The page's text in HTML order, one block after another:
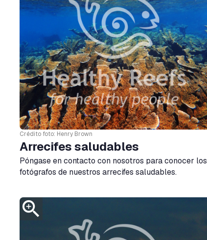
Crédito foto: Henry Brown
Arrecifes saludables
Póngase en contacto con nosotros para conocer los
fotógrafos de nuestros arrecifes saludables.
zoom_in